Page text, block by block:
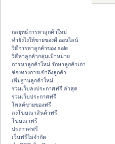
กลยุทธ์การหาลูกค้าใหม่
ทํายังไงให้ขายของดี ออนไลน์
วิธีการหาลูกค้าของ sale
วิธีหาลูกค้ากลุ่มเป้าหมาย
การหาลูกค้าใหม่ รักษาลูกค้าเก่า
ช่องทางการเข้าถึงลูกค้า
เพิ่มฐานลูกค้าใหม่
รวมเว็บลงประกาศฟรี ล่าสุด
รวมเว็บประกาศฟรี
โพสต์ขายของฟรี
ลงโฆษณาสินค้าฟรี
โฆษณาฟรี
ประกาศฟรี
เว็บฟรีไม่จำกัด